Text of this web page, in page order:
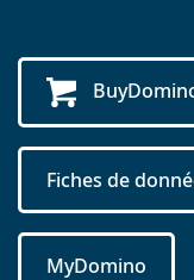
Fiches de
MyDomino